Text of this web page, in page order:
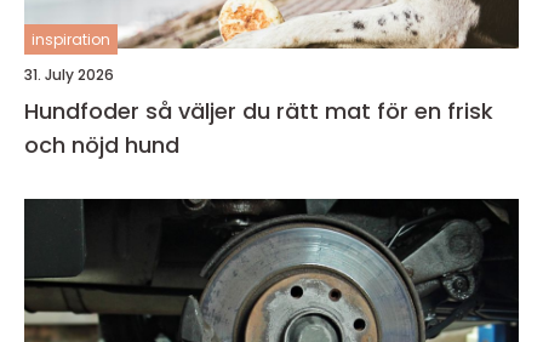
inspiration
31. July 2026
Hundfoder så väljer du rätt mat för en frisk
och nöjd hund